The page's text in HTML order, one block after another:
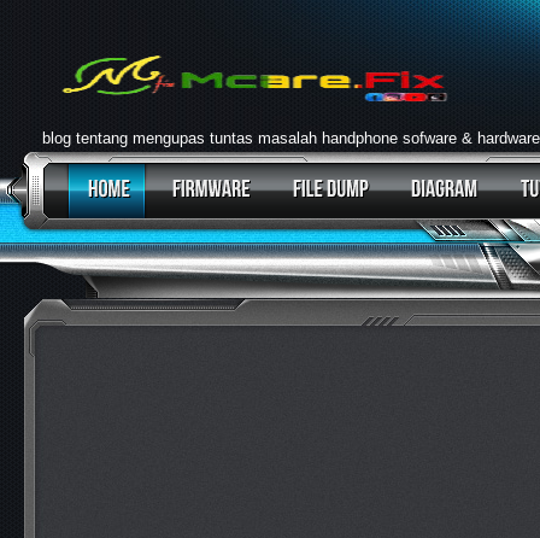
blog tentang mengupas tuntas masalah handphone sofware & hardware